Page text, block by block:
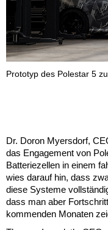
Prototyp des Polestar 5
Dr. Doron Myersdorf,
das Engagement von
Batteriezellen in einem
wies darauf hin, dass
diese Systeme
dass man aber
kommenden Monaten